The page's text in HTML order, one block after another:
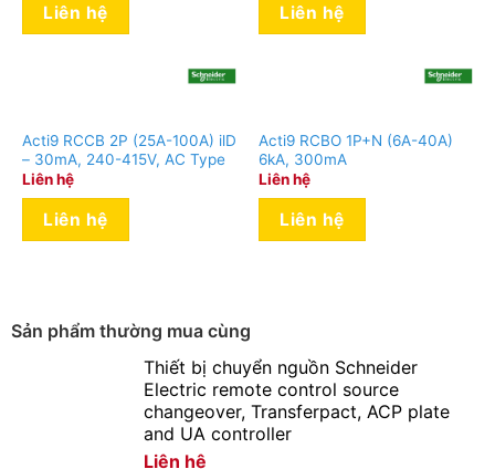
Liên hệ Liên hệ
Acti9 RCCB 2P (25A-100A) ilD
– 30mA, 240-415V, AC Type
Liên hệ
Liên hệ
Acti9 RCBO 1P+N (6A-40A)
6kA, 300mA
Liên hệ
Liên hệ
Sản phẩm thường mua cùng
Thiết bị chuyển nguồn Schneider
Electric remote control source
changeover, Transferpact, ACP plate
and UA controller
Liên hệ